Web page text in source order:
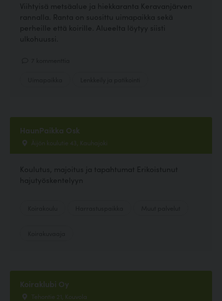
Viihtyisä metsäalue ja hiekkaranta Keravanjärven
rannalla. Ranta on suosittu uimapaikka sekä
perheille että koirille. Alueelta löytyy siisti
ulkohuussi.
HaunPaikka Osk
Äijön koulutie 43, Kauhajoki
Koulutus, majoitus ja tapahtumat Erikoistunut
hajutyöskentelyyn
Koiraklubi Oy
Tehontie 21, Kouvola